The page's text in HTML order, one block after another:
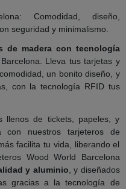
Comodidad, diseño,
seguridad y minimalismo.
de madera con tecnología
Lleva tus tarjetas y
un bonito diseño, y
con la tecnología RFID tus
llenos de tickets, papeles, y
con nuestros tarjeteros de
facilita tu vida, liberando el
Wood World Barcelona
y aluminio , y diseñados
gracias a la tecnología de